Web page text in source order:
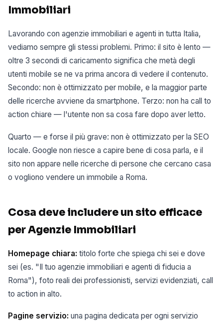
Immobiliari
Lavorando con agenzie immobiliari e agenti in tutta Italia,
vediamo sempre gli stessi problemi. Primo: il sito è lento —
oltre 3 secondi di caricamento significa che metà degli
utenti mobile se ne va prima ancora di vedere il contenuto.
Secondo: non è ottimizzato per mobile, e la maggior parte
delle ricerche avviene da smartphone. Terzo: non ha call to
action chiare — l'utente non sa cosa fare dopo aver letto.
Quarto — e forse il più grave: non è ottimizzato per la SEO
locale. Google non riesce a capire bene di cosa parla, e il
sito non appare nelle ricerche di persone che cercano casa
o vogliono vendere un immobile a Roma.
Cosa deve includere un sito efficace
per Agenzie Immobiliari
Homepage chiara: titolo forte che spiega chi sei e dove
sei (es. "Il tuo agenzie immobiliari e agenti di fiducia a
Roma"), foto reali dei professionisti, servizi evidenziati, call
to action in alto.
Pagine servizio: una pagina dedicata per ogni servizio